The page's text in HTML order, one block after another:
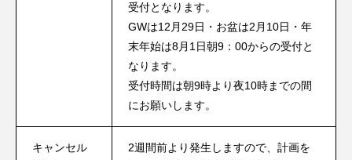
受付となります。
GWは12月29日・お盆は2月10日・年
末年始は8月1日朝9：00からの受付と
なります。
受付時間は朝9時より夜10時までの間
にお願いします。
キャンセル
2週間前より発生しますので、計画を